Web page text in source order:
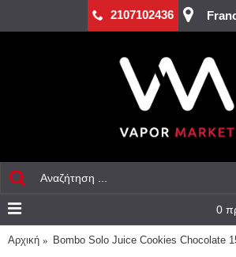
2107102436
0
Αρχική Bombo Solo Juice Cookies Chocolate